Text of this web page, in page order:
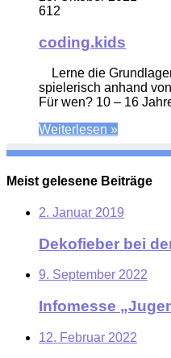
612
coding.kids
Lerne die
spielerisch anhand
Für wen? 10 – 16
Weiterlesen »
Meist gelesene Beiträge
2. Januar 2019
Dekofieber bei
9. September 2022
Infomesse
12. Februar 2022